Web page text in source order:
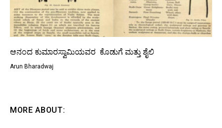
ಆನಂದ ಕುಮಾರಸ್ವಾಮಿಯವರ ಕೊಡುಗೆ ಮತ್ತು ಶೈಲಿ
Arun Bharadwaj
MORE ABOUT: